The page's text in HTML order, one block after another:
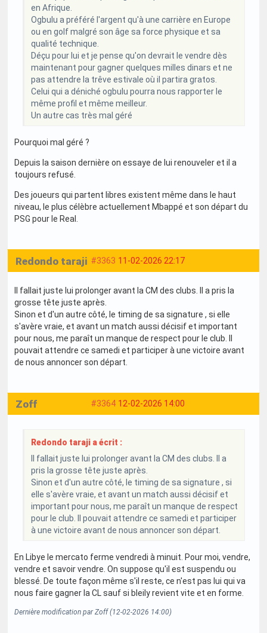
en Afrique.
Ogbulu a préféré l'argent qu'à une carrière en Europe
ou en golf malgré son âge sa force physique et sa
qualité technique.
Déçu pour lui et je pense qu'on devrait le vendre dès
maintenant pour gagner quelques milles dinars et ne
pas attendre la trêve estivale où il partira gratos.
Celui qui a déniché ogbulu pourra nous rapporter le
même profil et même meilleur.
Un autre cas très mal géré
Pourquoi mal géré ?
Depuis la saison dernière on essaye de lui renouveler et il a
toujours refusé.
Des joueurs qui partent libres existent même dans le haut
niveau, le plus célèbre actuellement Mbappé et son départ du
PSG pour le Real.
#3363 11-02-2026 22:17
Redondo taraji
Il fallait juste lui prolonger avant la CM des clubs. Il a pris la
grosse tête juste après.
Sinon et d'un autre côté, le timing de sa signature , si elle
s'avère vraie, et avant un match aussi décisif et important
pour nous, me paraît un manque de respect pour le club. Il
pouvait attendre ce samedi et participer à une victoire avant
de nous annoncer son départ.
#3364 12-02-2026 14:00
Zoff
Redondo taraji a écrit :
Il fallait juste lui prolonger avant la CM des clubs. Il a
pris la grosse tête juste après.
Sinon et d'un autre côté, le timing de sa signature , si
elle s'avère vraie, et avant un match aussi décisif et
important pour nous, me paraît un manque de respect
pour le club. Il pouvait attendre ce samedi et participer
à une victoire avant de nous annoncer son départ.
En Libye le mercato ferme vendredi à minuit. Pour moi, vendre,
vendre et savoir vendre. On suppose qu'il est suspendu ou
blessé. De toute façon même s'il reste, ce n'est pas lui qui va
nous faire gagner la CL sauf si bleily revient vite et en forme.
Dernière modification par Zoff (12-02-2026 14:00)